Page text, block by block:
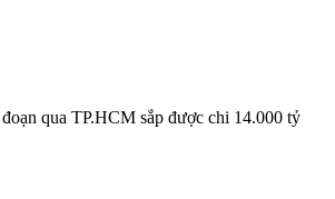
qua TP.HCM sắp được chi 14.000 tỷ